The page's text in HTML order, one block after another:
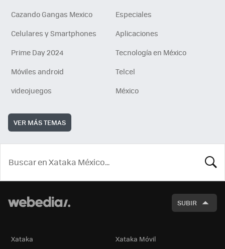
Cazando Gangas Mexico
Especiales
Celulares y Smartphones
Aplicaciones
Prime Day 2024
Tecnología en México
Móviles android
Telcel
videojuegos
México
VER MÁS TEMAS
SUBIR
Xataka Xataka Móvil